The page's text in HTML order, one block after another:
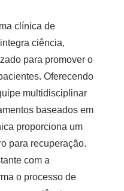
clínica de
ciência,
para promover o
Oferecendo
multidisciplinar
baseados em
proporciona um
para recuperação.
com a
o processo de